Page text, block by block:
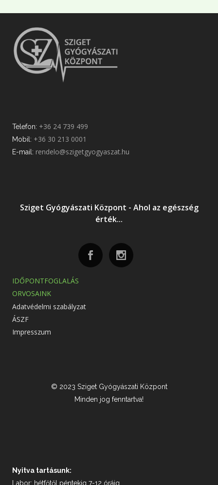
Telefon: +36 24 739 499
Mobil: +36 30 213 0001
E-mail: rendelo@szigetgyogyaszat.hu
Sziget Gyógyászati Központ - Ahol az egészség
érték...
IDŐPONTFOGLALÁS
ORVOSAINK
Adatvédelmi szabályzat
ÁSZF
Impresszum
© 2023 Sziget Gyógyászati Központ
Minden jog fenntartva!
Nyitva tartásunk:
Labor: hétfőtől péntekig 7-12 óráig